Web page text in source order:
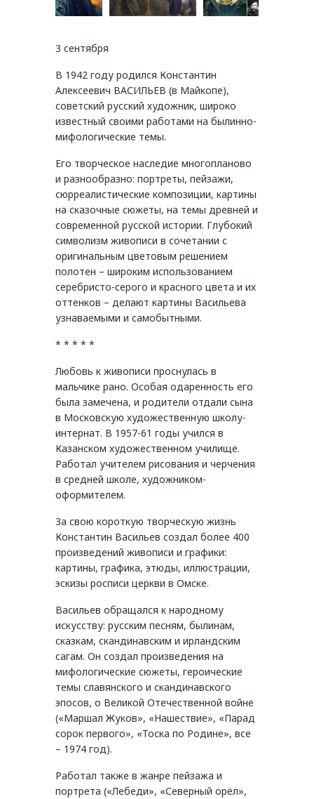
3 сентября
В 1942 году родился Константин
Алексеевич ВАСИЛЬЕВ (в Майкопе),
советский русский художник, широко
известный своими работами на былинно-
мифологические темы.
Его творческое наследие многопланово
и разнообразно: портреты, пейзажи,
сюрреалистические композиции, картины
на сказочные сюжеты, на темы древней и
современной русской истории. Глубокий
символизм живописи в сочетании с
оригинальным цветовым решением
полотен – широким использованием
серебристо-серого и красного цвета и их
оттенков – делают картины Васильева
узнаваемыми и самобытными.
* * * * *
Любовь к живописи проснулась в
мальчике рано. Особая одаренность его
была замечена, и родители отдали сына
в Московскую художественную школу-
интернат. В 1957-61 годы учился в
Казанском художественном училище.
Работал учителем рисования и черчения
в средней школе, художником-
оформителем.
За свою короткую творческую жизнь
Константин Васильев создал более 400
произведений живописи и графики:
картины, графика, этюды, иллюстрации,
эскизы росписи церкви в Омске.
Васильев обращался к народному
искусству: русским песням, былинам,
сказкам, скандинавским и ирландским
сагам. Он создал произведения на
мифологические сюжеты, героические
темы славянского и скандинавского
эпосов, о Великой Отечественной войне
(«Маршал Жуков», «Нашествие», «Парад
сорок первого», «Тоска по Родине», все
– 1974 год).
Работал также в жанре пейзажа и
портрета («Лебеди», «Северный орёл»,